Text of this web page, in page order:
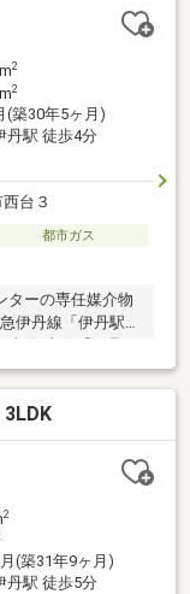
い探しをお手伝い
気軽にお問い合
2
2
(築30年5ヶ月)
丹駅 徒歩4分
台３
都市ガス
ターの専任媒介物
伊丹線「伊丹駅」
お家!◆南側接道に
約39.24坪）!（上
含む）◆間取り
!
2
(築31年9ヶ月)
丹駅 徒歩5分